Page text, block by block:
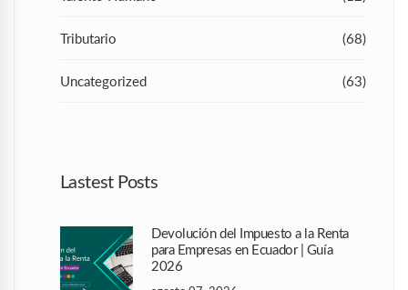
Tributario (68)
Uncategorized (63)
Lastest Posts
Devolución del Impuesto a la Renta
para Empresas en Ecuador | Guía
2026